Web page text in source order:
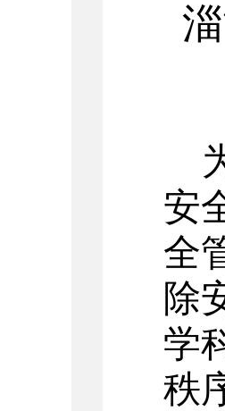
安
全
除
学
秩